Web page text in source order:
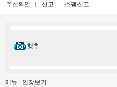
추천확인 신고 스팸신고
행추
메뉴 인장보기